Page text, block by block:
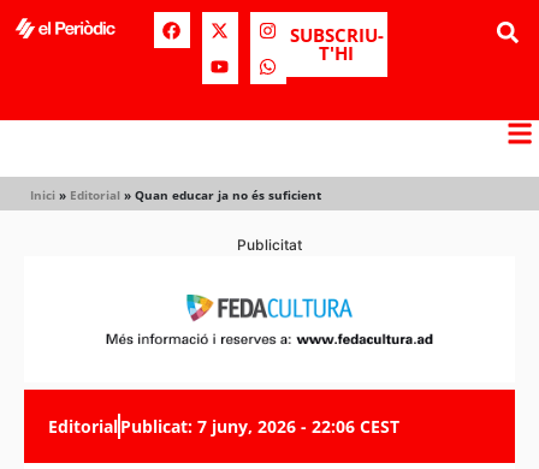
SUBSCRIU-
T'HI
Inici » Editorial » Quan educar ja no és suficient
Publicitat
EditorialPublicat: 7 juny, 2026 - 22:06 CEST